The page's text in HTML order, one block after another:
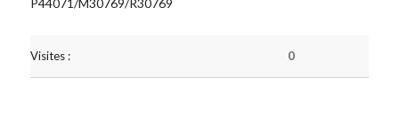
P44071/M30769/R30769
Visites : 0